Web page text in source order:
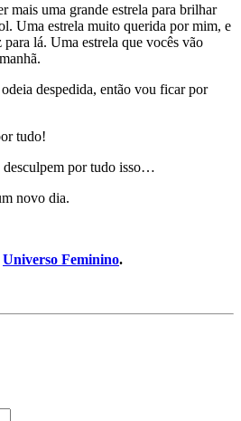
mais uma grande estrela para brilhar
Uma estrela muito querida por mim, e
lá. Uma estrela que vocês vão
despedida, então vou ficar por
tudo!
desculpem por tudo isso…
novo dia.
Universo Feminino.